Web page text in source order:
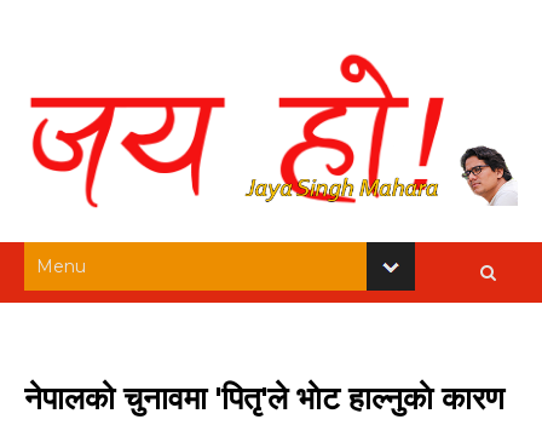
नेपालको चुनावमा 'पितृ'ले भाेट हाल्नुकाे कारण